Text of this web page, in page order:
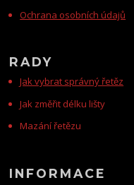
Ochrana osobních údajů
RADY
Jak vybrat správný řetěz
Jak změřit délku lišty
Mazání řetězu
INFORMACE